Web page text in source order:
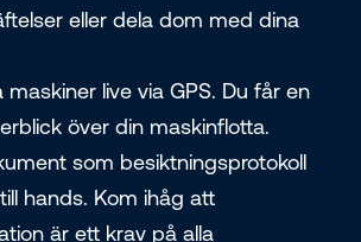
eller dela dom med dina
maskiner live via GPS. Du får en
över din maskinflotta.
som besiktningsprotokoll
hands. Kom ihåg att
är ett krav på alla